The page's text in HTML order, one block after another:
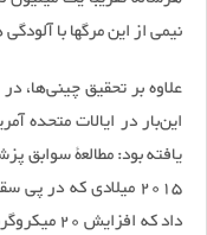
نیمی از این مرگها با
علاوه بر تحقیق چینی‌ها،
این‌بار در ایالات متحده
2015 میلادی که در
داد که